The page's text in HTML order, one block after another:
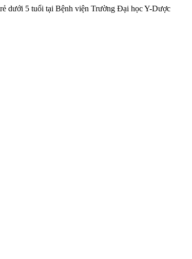
dưới 5 tuổi tại Bệnh viện Trường Đại học Y-Dược